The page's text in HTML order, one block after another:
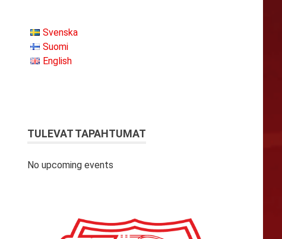
Svenska
Suomi
English
TULEVAT TAPAHTUMAT
No upcoming events